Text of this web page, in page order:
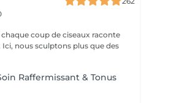
coup de ciseaux raconte
nous sculptons plus que des
Raffermissant & Tonus